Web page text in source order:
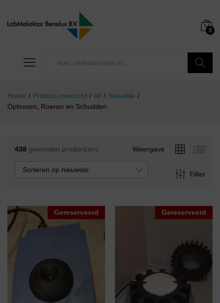
0
Home / Product overzicht / All / Saleable /
Oplossen, Roeren en Schudden
438 gevonden product(en) Weergave
Filter
Sorteren op nieuwste
Gereserveerd Gereserveerd